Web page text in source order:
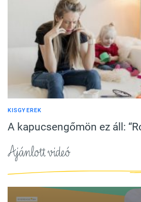
KISGYEREK
A kapucsengőmön ez áll:
Ajánlott videó